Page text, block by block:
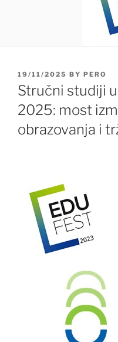
POSTED
ON
19/11/2025 BY PERO
Stručni studiji
2025: most
obrazovanja i